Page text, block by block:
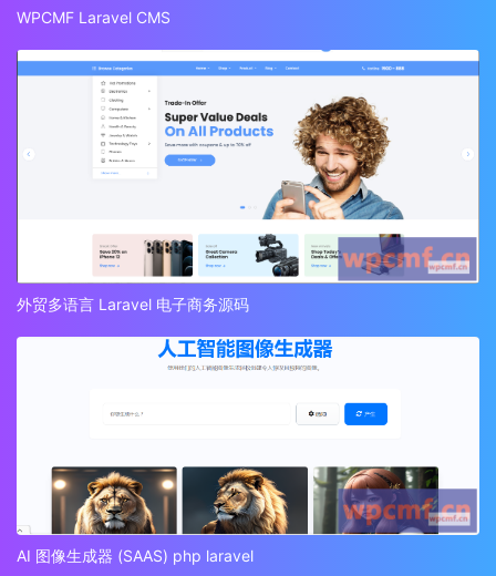
WPCMF Laravel CMS
外贸多语言 Laravel 电子商务源码
AI 图像生成器 (SAAS) php laravel